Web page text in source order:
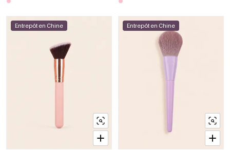
Entrepôt en Chine Entrepôt en Chine